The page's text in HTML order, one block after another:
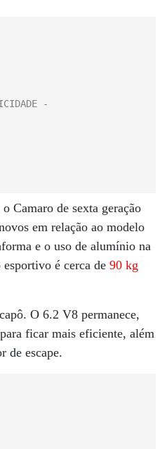
Camaro de sexta geração
em relação ao modelo
e o uso de alumínio na
esportivo é cerca de 90 kg
O 6.2 V8 permanece,
ficar mais eficiente, além
de escape.